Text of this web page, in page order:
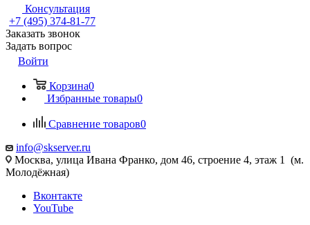
Консультация
+7 (495) 374-81-77
Заказать звонок
Задать вопрос
Войти
Корзина0
Избранные товары0
Сравнение товаров0
info@skserver.ru
Москва, улица Ивана Франко, дом 46, строение 4, этаж 1 (м.
Молодёжная)
Вконтакте
YouTube